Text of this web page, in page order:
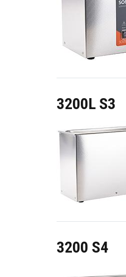
3200L S3
3200 S4